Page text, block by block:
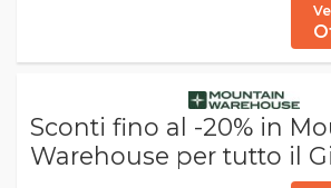
Sconti fino al -20% in
Warehouse per tutto il